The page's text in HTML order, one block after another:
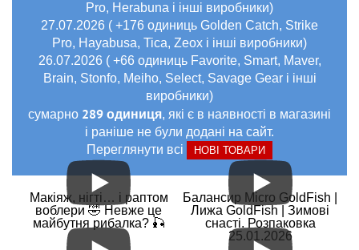
Pro, Herabuna і інші виробники)
27.07.2026 ( +176 одиниць Golden Catch, Strike
Pro, Hayabusa, Tica, Zeox і інші виробники)
26.07.2026 ( +66 одиниць Favorite, Smart, Maver,
Brain, Stonfo, Meiho, Select, Savage Gear і інші
виробники)
сумарно 289 одиниця, які є в наявності в магазині
і раніше не були додані на сайт.
Переглянути всі
НОВІ ТОВАРИ
Макіяж, нігті… і раптом
воблери 🤣 Невже це
майбутня рибалка? 🎣
Балансир Micro GoldFish |
Лижа GoldFish | Зимові
снасті. Розпаковка
25.01.2026